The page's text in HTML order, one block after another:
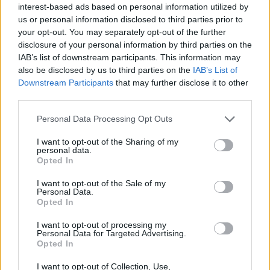
interest-based ads based on personal information utilized by
us or personal information disclosed to third parties prior to
your opt-out. You may separately opt-out of the further
disclosure of your personal information by third parties on the
IAB’s list of downstream participants. This information may
also be disclosed by us to third parties on the IAB’s List of
Downstream Participants that may further disclose it to other
Personal Data Processing Opt Outs
I want to opt-out of the Sharing of my
personal data.
Opted In
I want to opt-out of the Sale of my
Personal Data.
Opted In
I want to opt-out of processing my
Personal Data for Targeted Advertising.
Opted In
I want to opt-out of Collection, Use,
Αυτοψία Μώραλη στον σύγχρονο
δημοτικό φωτισμό τύπου LED:
Έμφαση σε έργα που βελτιώνουν
την καθημερινότητα των πολιτών
Περιοχές της Β΄ Δημοτικής Κοινότητας επισκέφθηκε ο
διαπιστώσει ότι ο νέος δημοτικός φωτισμός
σύγχρονης τεχνολογίας τύπου LED, που έχει
είναι πιο φωτεινοί οι δρόμοι και οι γειτονιές. Μάλιστα,
ο κ. Μώραλης μαζί με τον Πρόεδρο της Β΄ Δημοτικής
Κοινότητας κ. Αλέξανδρο […]